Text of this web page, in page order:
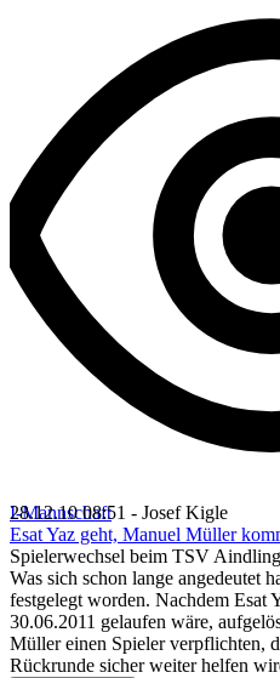
I-Mannschaft
28.12.10 08:51 - Josef Kigle
Esat Yaz geht, Manuel Müller
Spielerwechsel beim TSV Aindling
Was sich schon lange angedeutet
festgelegt worden. Nachdem Esat
30.06.2011 gelaufen wäre,
Müller einen Spieler verpflichten,
Rückrunde sicher weiter helfen